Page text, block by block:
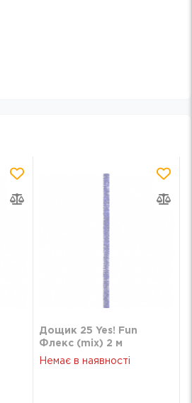
Дощик 25 Yes! Fun
Флекс (mix) 2 м
Немає в наявності